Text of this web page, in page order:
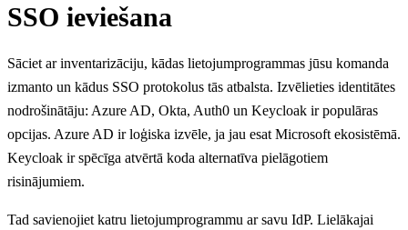
SSO ieviešana
Sāciet ar inventarizāciju, kādas lietojumprogrammas jūsu komanda
izmanto un kādus SSO protokolus tās atbalsta. Izvēlieties identitātes
nodrošinātāju: Azure AD, Okta, Auth0 un Keycloak ir populāras
opcijas. Azure AD ir loģiska izvēle, ja jau esat Microsoft ekosistēmā.
Keycloak ir spēcīga atvērtā koda alternatīva pielāgotiem
risinājumiem.
Tad savienojiet katru lietojumprogrammu ar savu IdP. Lielākajai